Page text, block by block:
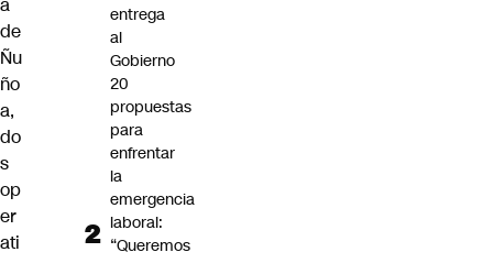
de
Ñu
ño
a,
do
s
op
er
ati
entrega
al
Gobierno
20
propuestas
para
enfrentar
la
emergencia
laboral:
“Queremos